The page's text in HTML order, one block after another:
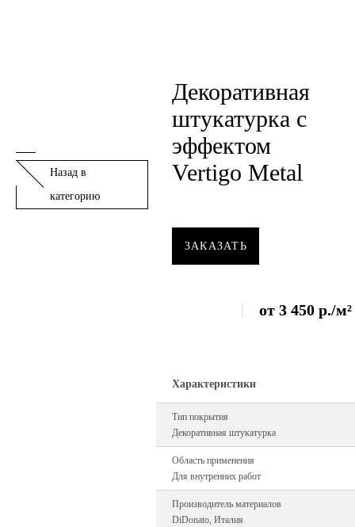
Назад в
категорию
Декоративная
штукатурка с
эффектом
Vertigo Metal
ЗАКАЗАТЬ
от 3 450 р./м²
Характеристики
Тип покрытия
Декоративная штукатурка
Область применения
Для внутренних работ
Производитель материалов
DiDonato, Италия